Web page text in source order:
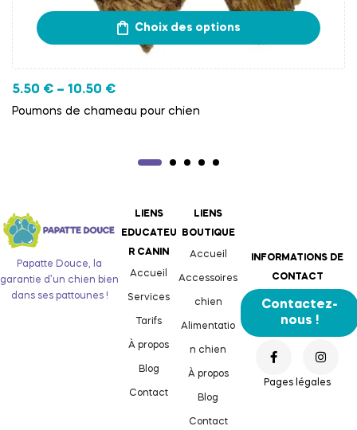
Choix des options
5.50 € – 10.50 €
Poumons de chameau pour chien
Papatte Douce, la
garantie d’un chien bien
dans ses pattounes !
LIENS
EDUCATEU
R CANIN
Accueil
Services
Tarifs
À propos
Blog
Contact
LIENS
BOUTIQUE
Accueil
Accessoires
chien
Alimentatio
n chien
À propos
Blog
Contact
INFORMATIONS DE
CONTACT
Contactez-
nous !
Pages légales